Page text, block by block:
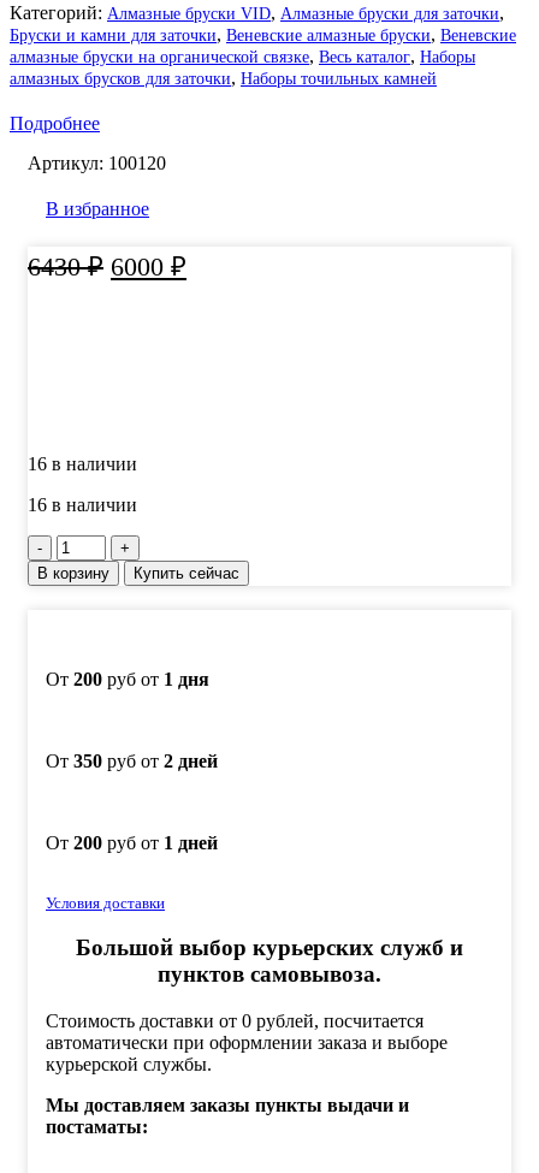
Категорий: Алмазные бруски VID, Алмазные бруски для заточки,
Бруски и камни для заточки, Веневские алмазные бруски, Веневские
алмазные бруски на органической связке, Весь каталог, Наборы
алмазных брусков для заточки, Наборы точильных камней
Подробнее
Артикул: 100120
В избранное
6430₽ Первоначальная
6000 ₽
16 в наличии
16 в наличии
Количество
товара
Комплект
алмазных
шт
150х25х10
-
50/40,
20/14
В корзину Купить сейчас
От 200 руб от 1 дня
От 350 руб от 2 дней
От 200 руб от 1 дней
Условия доставки
Большой выбор курьерских служб и
пунктов самовывоза.
Стоимость доставки от 0 рублей, посчитается
автоматически при оформлении заказа и выборе
курьерской службы.
Мы доставляем заказы пункты выдачи и
постаматы: